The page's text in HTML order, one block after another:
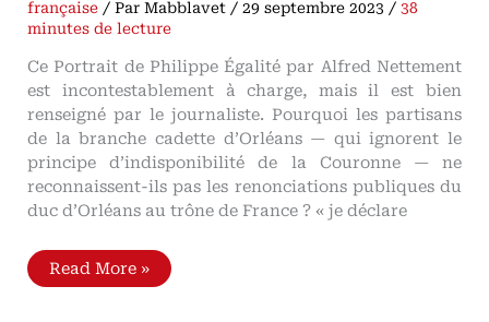
française / ParMabblavet /29 septembre 2023 /38
minutes de lecture
Ce Portrait de Philippe Égalité par Alfred Nettement
est incontestablement à charge, mais il est bien
renseigné par le journaliste. Pourquoi les partisans
de la branche cadette d’Orléans — qui ignorent le
principe d’indisponibilité de la Couronne — ne
reconnaissent-ils pas les renonciations publiques du
duc d’Orléans au trône de France ? « je déclare
Portrait
de
Read More »